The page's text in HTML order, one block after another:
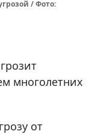
/ Фото:
многолетних
от